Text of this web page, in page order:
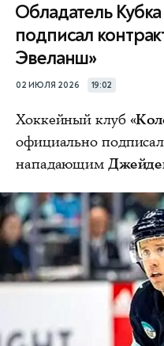
Обладатель
подписал
Эвеланш»
02 ИЮЛЯ 2026 19:02
Хоккейный клуб
официально
нападающим